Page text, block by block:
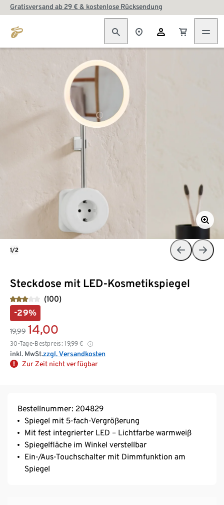
Gratisversand ab 29 € & kostenlose Rücksendung
Steckdose mit LED-Kosmetikspiegel
(100)
-29%
19,99 14,00
30-Tage-Bestpreis: 19,99 €
inkl. MwSt.zzgl. Versandkosten
Zur Zeit nicht verfügbar
1/2
Bestellnummer: 204829
Spiegel mit 5-fach-Vergrößerung
Mit fest integrierter LED – Lichtfarbe warmweiß
Spiegelfläche im Winkel verstellbar
Ein-/Aus-Touchschalter mit Dimmfunktion am
Spiegel